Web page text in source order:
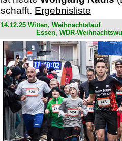
schafft. Ergebnisliste
14.12.25 Witten, Weihnachtslauf
Essen, WDR-